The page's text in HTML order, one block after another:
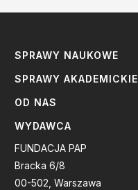
SPRAWY NAUKOWE
SPRAWY AKADEMICKIE
OD NAS
WYDAWCA
FUNDACJA PAP
Bracka 6/8
00-502, Warszawa